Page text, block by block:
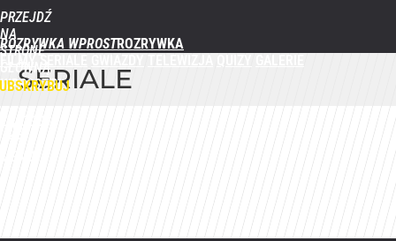
PRZEJDŹ
NA
STRONĘ
GŁÓWNĄ
WPROST.PL
ROZRYWKA WPROST
SERIALE